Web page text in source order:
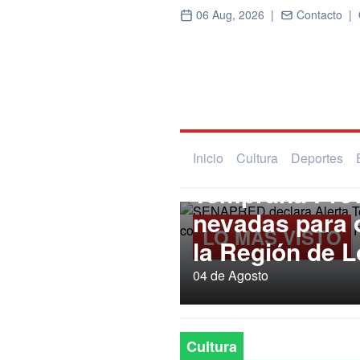
06 Aug, 2026 | Contacto |
Inicio Cultura Deportes
LO MÁS VISTO
SENAPRED
Temprana
nevadas para
la Región de
04 de Agosto
Cultura